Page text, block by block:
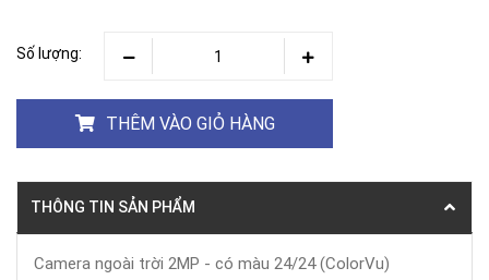
Số lượng:
THÊM VÀO GIỎ HÀNG
THÔNG TIN SẢN PHẨM
Camera ngoài trời 2MP - có màu 24/24 (ColorVu)